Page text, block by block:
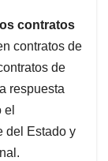
contratos
contratos de
de
respuesta
del Estado y